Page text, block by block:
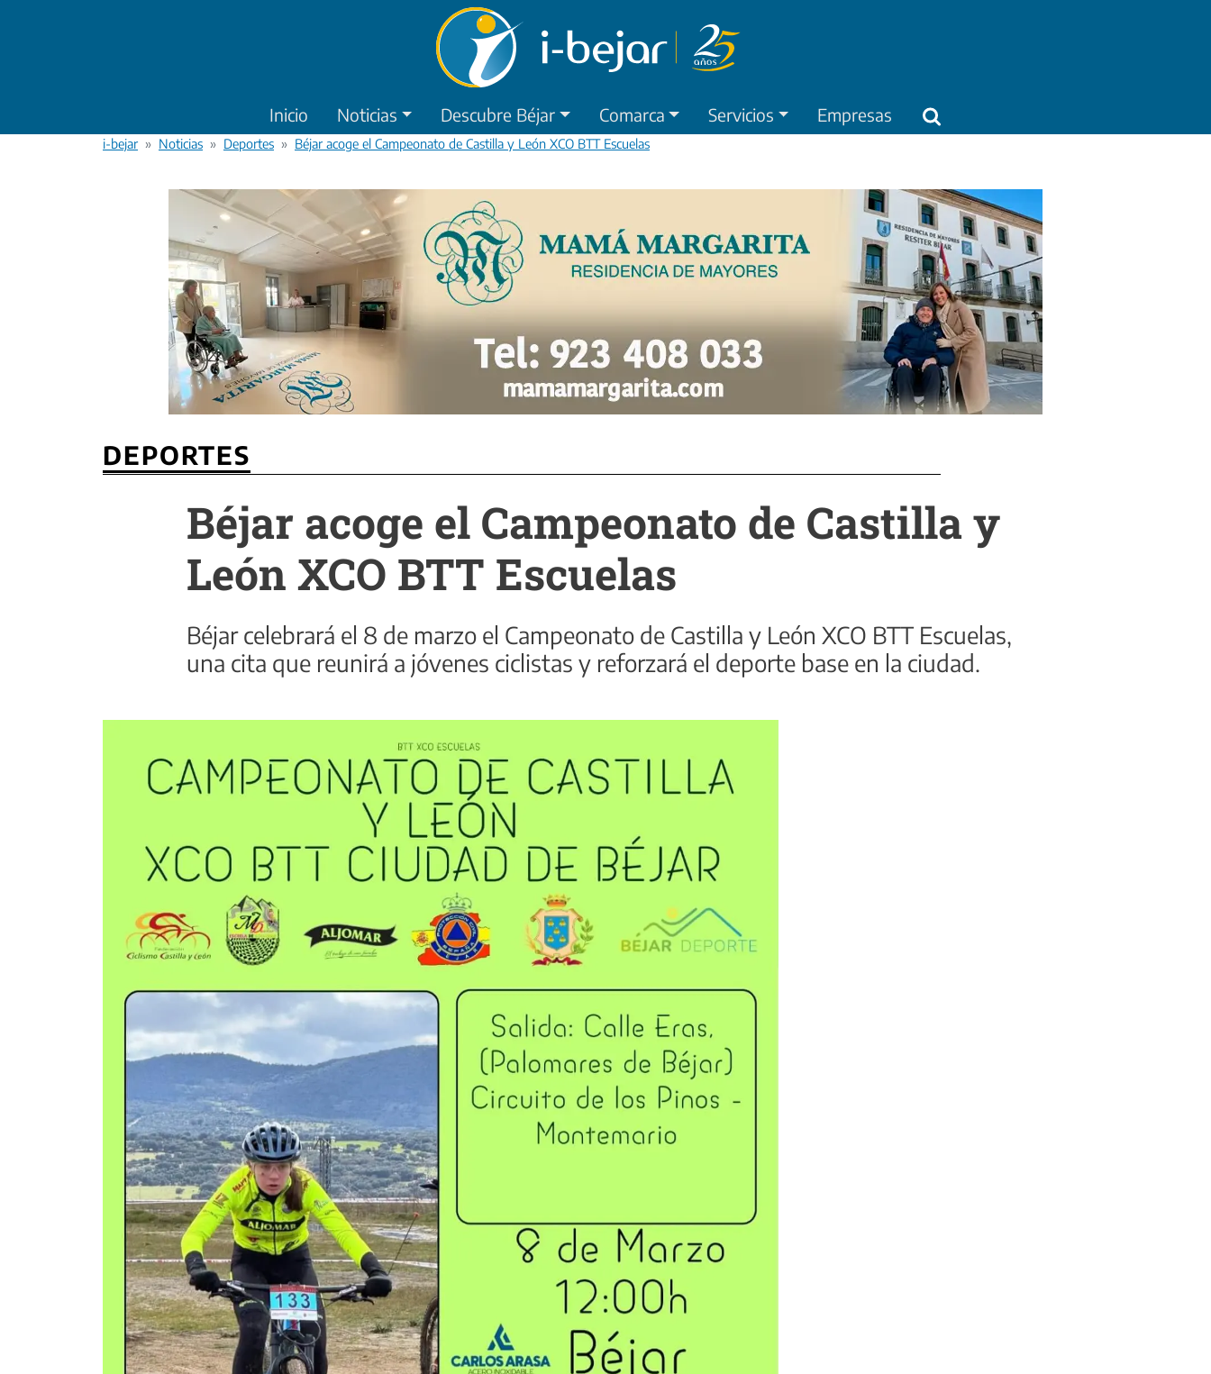
Inicio Noticias Descubre Béjar Comarca Servicios Empresas
i-bejar Noticias Deportes Béjar acoge el Campeonato de Castilla y León XCO BTT Escuelas
DEPORTES
Béjar acoge el Campeonato de Castilla y
León XCO BTT Escuelas
Béjar celebrará el 8 de marzo el Campeonato de Castilla y León XCO BTT Escuelas,
una cita que reunirá a jóvenes ciclistas y reforzará el deporte base en la ciudad.